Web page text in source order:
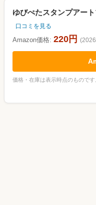
ゆびぺたスタンプアー
口コミを見る
Amazon価格: 220円
価格・在庫は表示時点のもので